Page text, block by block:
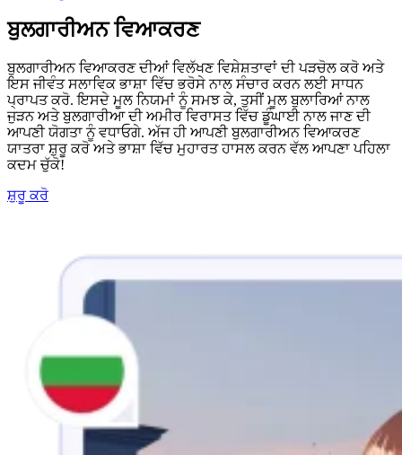
ਬੁਲਗਾਰੀਅਨ ਵਿਆਕਰਣ
ਬੁਲਗਾਰੀਅਨ ਵਿਆਕਰਣ ਦੀਆਂ ਵਿਲੱਖਣ ਵਿਸ਼ੇਸ਼ਤਾਵਾਂ ਦੀ ਪੜਚੋਲ ਕਰੋ ਅਤੇ
ਇਸ ਜੀਵੰਤ ਸਲਾਵਿਕ ਭਾਸ਼ਾ ਵਿੱਚ ਭਰੋਸੇ ਨਾਲ ਸੰਚਾਰ ਕਰਨ ਲਈ ਸਾਧਨ
ਪ੍ਰਾਪਤ ਕਰੋ. ਇਸਦੇ ਮੂਲ ਨਿਯਮਾਂ ਨੂੰ ਸਮਝ ਕੇ, ਤੁਸੀਂ ਮੂਲ ਬੁਲਾਰਿਆਂ ਨਾਲ
ਜੁੜਨ ਅਤੇ ਬੁਲਗਾਰੀਆ ਦੀ ਅਮੀਰ ਵਿਰਾਸਤ ਵਿੱਚ ਡੂੰਘਾਈ ਨਾਲ ਜਾਣ ਦੀ
ਆਪਣੀ ਯੋਗਤਾ ਨੂੰ ਵਧਾਓਗੇ. ਅੱਜ ਹੀ ਆਪਣੀ ਬੁਲਗਾਰੀਅਨ ਵਿਆਕਰਣ
ਯਾਤਰਾ ਸ਼ੁਰੂ ਕਰੋ ਅਤੇ ਭਾਸ਼ਾ ਵਿੱਚ ਮੁਹਾਰਤ ਹਾਸਲ ਕਰਨ ਵੱਲ ਆਪਣਾ ਪਹਿਲਾ
ਕਦਮ ਚੁੱਕੋ!
ਸ਼ੁਰੂ ਕਰੋ